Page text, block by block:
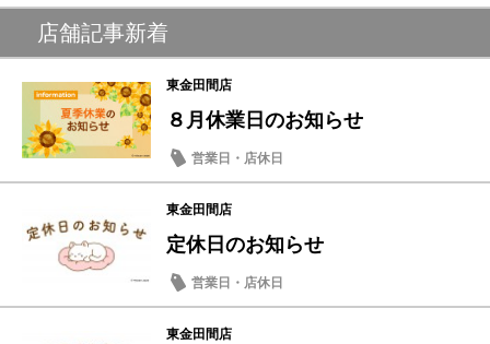
店舗記事新着
東金田間店
８月休業日のお知らせ
営業日・店休日
東金田間店
定休日のお知らせ
営業日・店休日
東金田間店